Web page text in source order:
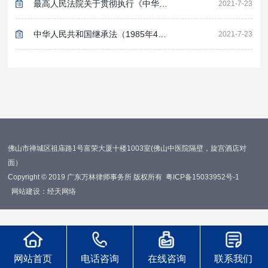
2021-7-23
2021-7-23
佛山市禅城区祖庙路1号富荣大厦十楼1003室(佛山中医院隔壁，旋宫酒店对
面）
Copyright © 2019 广东万林律师事务所 版权所有粤ICP备15033952号-1
网站建设：经天网络
网站首页 电话咨询 在线咨询 联系我们